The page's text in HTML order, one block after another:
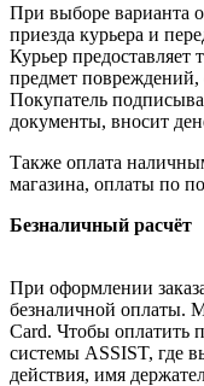
При выборе варианта
приезда курьера и
Курьер предоставляет
предмет повреждений,
Покупатель
документы, вносит
Также оплата
магазина, оплаты по
Безналичный расчёт
При оформлении
безналичной оплаты.
Card. Чтобы оплатить
системы ASSIST, где
действия, имя